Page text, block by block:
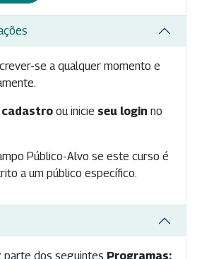
se a qualquer momento e
cadastro ou inicie seu login no
Público-Alvo se este curso é
a um público específico.
parte dos seguintes Programas: